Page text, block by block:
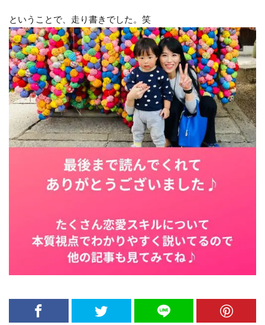
ということで、走り書きでした。笑